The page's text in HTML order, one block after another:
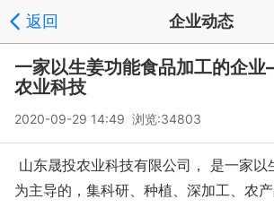
返回 企业动态
一家以生姜功能食品加工的企
农业科技
2020-09-29 14:49 浏览:34803
山东晟投农业科技有限公司， 是一家以
为主导的，集科研、种植、深加工、农